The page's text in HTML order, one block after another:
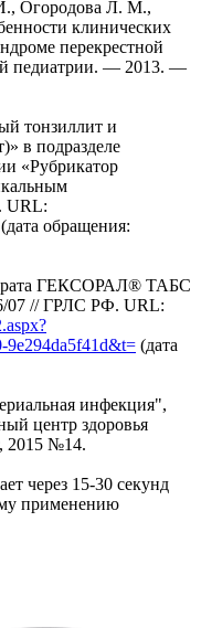
Огородова Л. М.,
клинических
перекрестной
педиатрии. — 2013. —
тонзиллит и
в подразделе
«Рубрикатор
URL:
(дата обращения:
ГЕКСОРАЛ® ТАБС
07 // ГРЛС РФ. URL:
9e294da5f41d&t= (дата
инфекция",
центр здоровья
2015 №14.
через 15-30 секунд
применению